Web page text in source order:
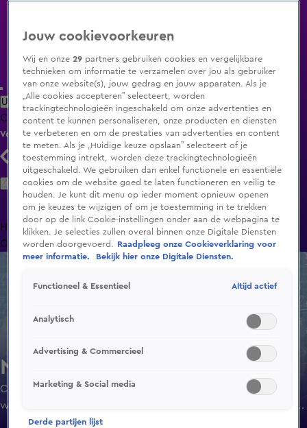
Uitzending Gemist Populaire programma's Zenders Genres
ClipsFilmsRadioSmart TV inlogShop
Volg KIJK
Zoeken
HomeUitzending Gemist Programma's De Bondgenoten
OranjezomerLivestreamsShop
Numb3rs
Charlie Eppes, wiskundige die voor de FBI werkt, gebruikt
wiskundige vergelijkingen om verschillende misdaden op
te lossen.
Jouw cookievoorkeuren
Wij en onze29 partners gebruiken cookies en vergelijkbare
technieken om informatie te verzamelen over jou als gebruiker
van onze website(s), jouw gedrag en jouw apparaten. Als je
„Alle cookies accepteren” selecteert, worden
trackingtechnologieën ingeschakeld om onze advertenties en
content te kunnen personaliseren, onze producten en diensten
te verbeteren en om de prestaties van advertenties en content
te meten. Als je „Huidige keuze opslaan” selecteert of je
toestemming intrekt, worden deze trackingtechnologieën
uitgeschakeld. We gebruiken dan enkel functionele en essentiële
cookies om de website goed te laten functioneren en veilig te
houden. Je kunt dit menu op ieder moment opnieuw openen
om je keuzes te wijzigen of om je toestemming in te trekken
door op de link Cookie-instellingen onder aan de webpagina te
klikken. Je selecties zullen overal binnen onze Digitale Diensten
worden doorgevoerd.
Raadpleeg onze Cookieverklaring voor
meer informatie.
Bekijk hier onze Digitale Diensten.
Functioneel & Essentieel Altijd actief
Analytisch
Advertising & Commercieel
Marketing & Social media
Derde partijen lijst